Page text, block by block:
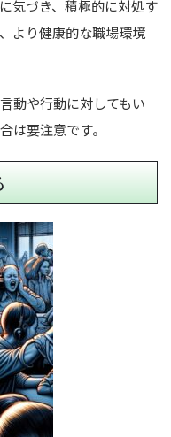
気づき、積極的に対処す
より健康的な職場環境
動や行動に対してもい
は要注意です。